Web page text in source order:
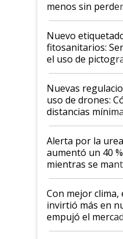
menos sin perder
productividad en
fina
Nuevo
fitosanitarios:
el uso de
palabras de
indicaciones
Nuevas
uso de drones:
distancias
Alerta por la
aumentó un 40
mientras se
conflicto en
Con mejor
invirtió más en
empujó el